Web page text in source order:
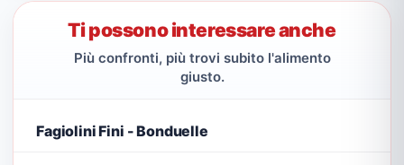
Ti possono interessare anche
Più confronti, più trovi subito l'alimento
giusto.
Fagiolini Fini - Bonduelle